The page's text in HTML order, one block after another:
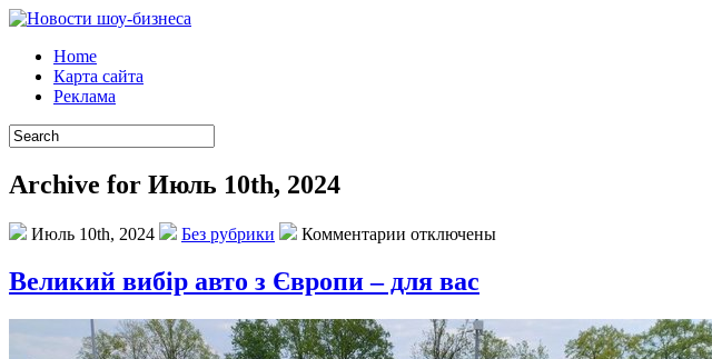
Home
Карта сайта
Реклама
Archive for Июль 10th, 2024
Июль 10th, 2024 Без рубрики Комментарии отключены
Великий вибір авто з Європи – для вас